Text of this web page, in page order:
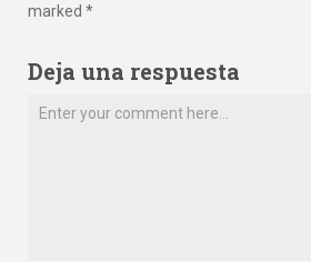
marked *
Deja una respuesta